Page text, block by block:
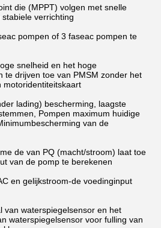
die (MPPT) volgen met snelle
verrichting
pompen of 3 faseac pompen te
snelheid en het hoge
te drijven toe van PMSM zonder het
motoridentiteitskaart
lading) bescherming, laagste
Pompen maximum huidige
van de
de van PQ (macht/stroom) laat toe
van de pomp te berekenen
en gelijkstroom-de voedinginput
van waterspiegelsensor en het
waterspiegelsensor voor fulling van